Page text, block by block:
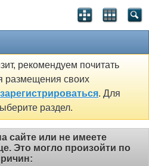
рекомендуем почитать
размещения своих
зарегистрироваться. Для
раздел.
сайте или не имеете
Это могло произойти по